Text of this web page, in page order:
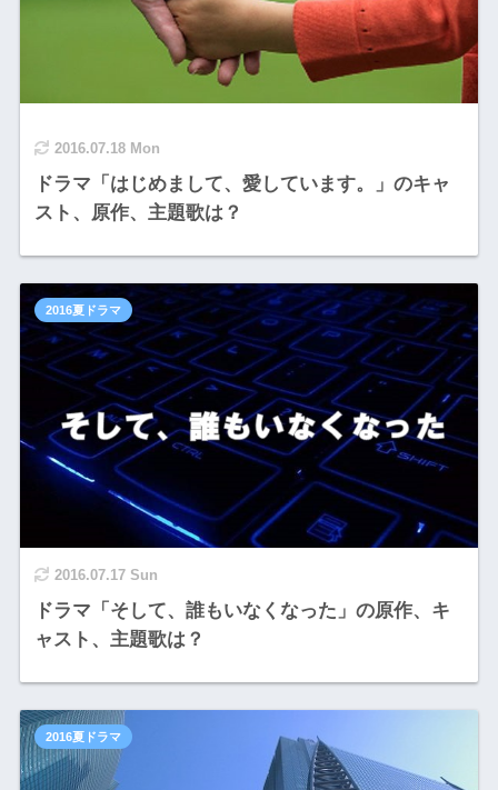
2016.07.18 Mon
ドラマ「はじめまして、愛しています。」のキャ
スト、原作、主題歌は？
2016.07.17 Sun
ドラマ「そして、誰もいなくなった」の原作、キ
ャスト、主題歌は？
2016夏ドラマ
2016夏ドラマ